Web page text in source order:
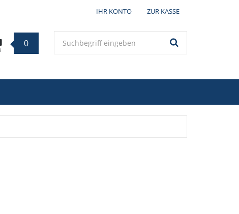
IHR KONTO ZUR KASSE
0